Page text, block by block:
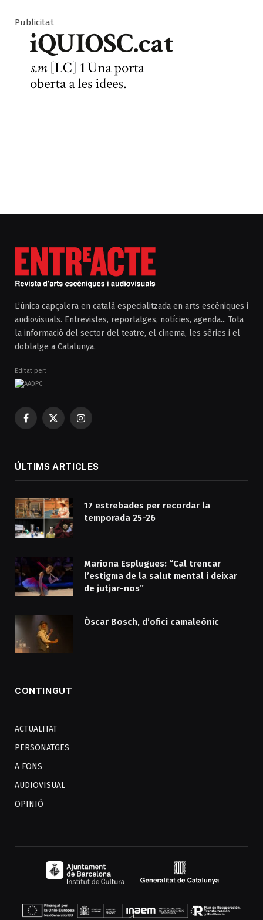
Publicitat
L’única capçalera en català especialitzada en arts escèniques i
audiovisuals. Entrevistes, reportatges, notícies, agenda... Tota
la informació del sector del teatre, el cinema, les sèries i el
doblatge a Catalunya.
Editat per:
Facebook
X
Instagram
ÚLTIMS ARTICLES
17 estrebades per recordar la
temporada 25-26
Mariona Esplugues: “Cal trencar
l’estigma de la salut mental i deixar
de jutjar-nos”
Òscar Bosch, d’ofici camaleònic
CONTINGUT
ACTUALITAT
PERSONATGES
A FONS
AUDIOVISUAL
OPINIÓ